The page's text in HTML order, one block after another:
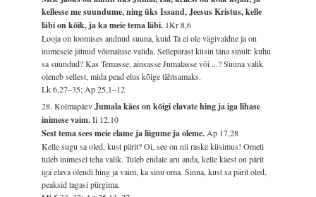
kellesse me suundume, ning üks Issand, Jeesus Kristus, kelle
läbi on kõik, ja ka meie tema läbi. 1Kr 8,6
Looja on loomises andnud suuna, kuid Ta ei ole vägivaldne ja on
inimesele jätnud võimaluse valida. Sellepärast küsin täna sinult: kuhu
sa suundud? Kas Temasse, ainsasse Jumalasse või ...? Suuna valik
oleneb sellest, mida pead elus kõige tähtsamaks.
Lk 6,27–35; Ap 25,1–12
28. KolmapäevJumala käes on kõigi elavate hing ja iga lihase
inimese vaim.Ii 12,10
Sest tema sees meie elame ja liigume ja oleme.Ap 17,28
Kelle sugu sa oled, kust pärit? Oi, see on nii raske küsimus! Ometi
tuleb inimesel teha valik. Tuleb endale aru anda, kelle käest on pärit
iga elava olendi hing ja vaim, ka sinu oma. Sinna, kust sa pärit oled,
peaksid tagasi pürgima.